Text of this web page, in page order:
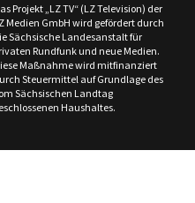
Projekt „LZ TV“ (LZ Television) der
Medien GmbH wird gefördert durch
Sächsische Landesanstalt für
Rundfunk und neue Medien.
Maßnahme wird mitfinanziert
Steuermittel auf Grundlage des
Sächsischen Landtag
Haushaltes.